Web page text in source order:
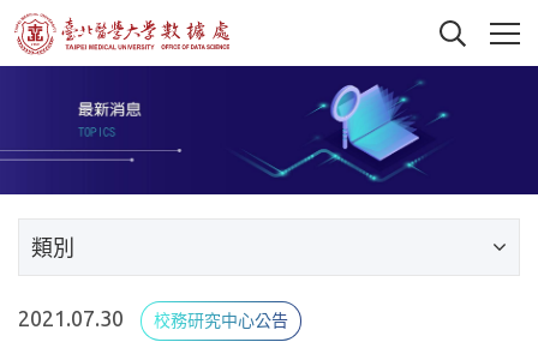
類別
2021.07.30 校務研究中心公告